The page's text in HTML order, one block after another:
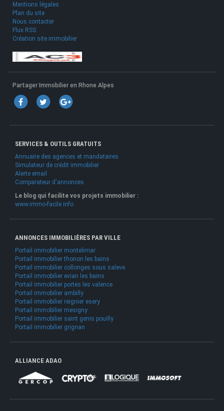
Mentions légales
Plan du site
Nous contacter
Flux RSS
Création site immobilier
Partager Immobilier en Rhone Alpes
SERVICES & OUTILS GRATUITS
Annuaire des agences et mandataires
Simulateur de crédit immobilier
Alerte email
Comparateur d'annonces
Le blog qui facilite vos projets immobilier :
www.immo-facile.info
ANNONCES IMMOBILIÈRES PAR VILLE
Portail immobilier montelimar
Portail immobilier thonon les bains
Portail immobilier collonges sous saleve
Portail immobilier evian les bains
Portail immobilier portes les valence
Portail immobilier ambilly
Portail immobilier reignier esery
Portail immobilier mesigny
Portail immobilier saint genis pouilly
Portail immobilier grignan
ALLIANCE ADAO